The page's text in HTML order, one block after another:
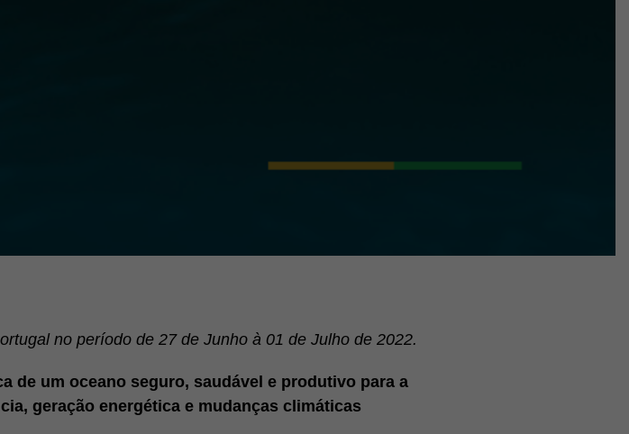
no período de 27 de Junho à 01 de Julho de 2022.
de um oceano seguro, saudável e produtivo para a
geração energética e mudanças climáticas